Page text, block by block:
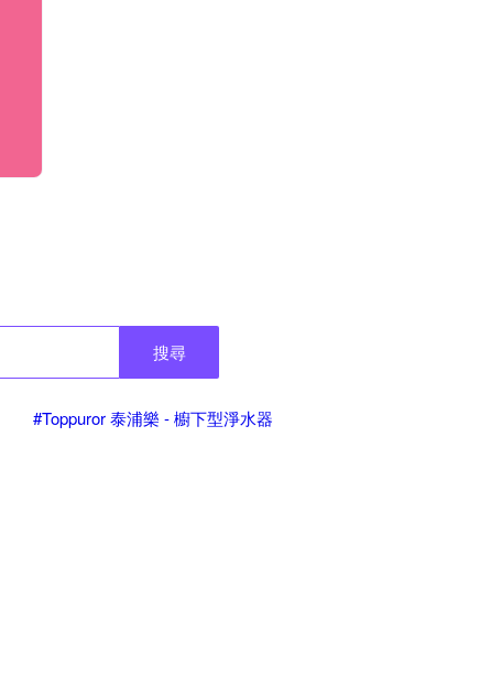
搜尋
#Toppuror 泰浦樂 - 櫥下型淨水器